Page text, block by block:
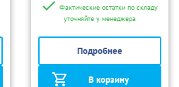
Фактические остатки по складу
уточняйте у менеджера
Подробнее
В корзину